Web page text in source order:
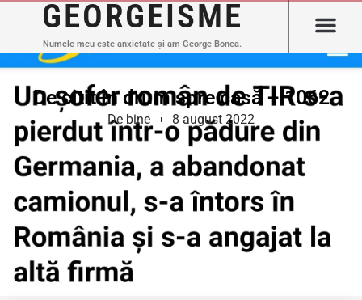
GEORGEISME
Numele meu este anxietate și am George Bonea.
De citit în drum spre casă – 1062
De bine 8 august 2022